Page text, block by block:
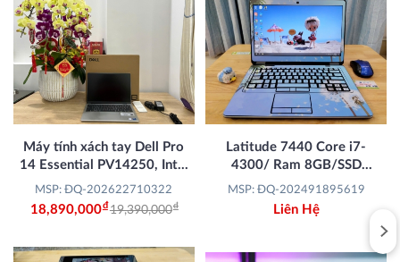
Máy tính xách tay Dell Pro
14 Essential PV14250, Intel
Core 5 120U (10 cores, up
to 5.0 GHz), 16GB, 512GB
SSD, 14 (1920x1200), 4
MSP: ĐQ-202622710322
18,890,000Đ19,390,000Đ
Latitude 7440 Core i7-
4300/ Ram 8GB/SSD
256GB/ 14inch
MSP: ĐQ-202491895619
Liên Hệ